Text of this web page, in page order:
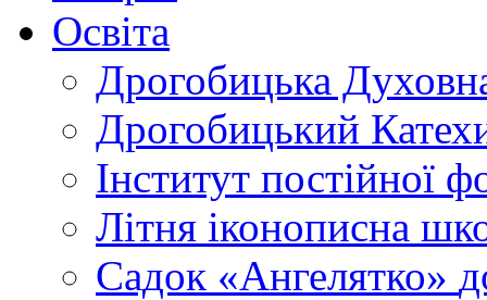
Освіта
Дрогобицька
Дрогобицький
Інститут постійної
Літня іконописна
Садок «Ангелятко»